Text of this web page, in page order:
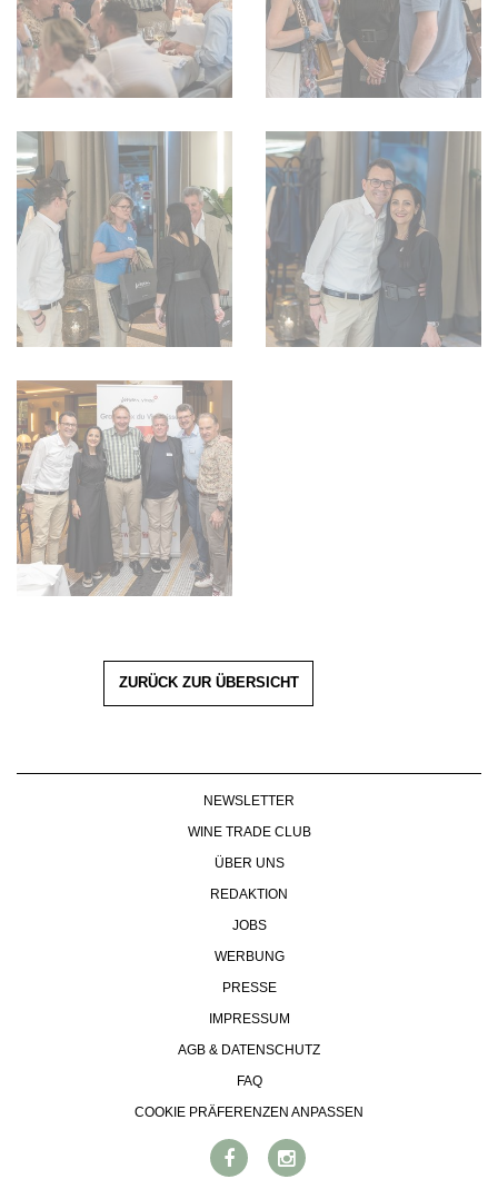
ZURÜCK ZUR ÜBERSICHT
NEWSLETTER
WINE TRADE CLUB
ÜBER UNS
REDAKTION
JOBS
WERBUNG
PRESSE
IMPRESSUM
AGB & DATENSCHUTZ
FAQ
COOKIE PRÄFERENZEN ANPASSEN